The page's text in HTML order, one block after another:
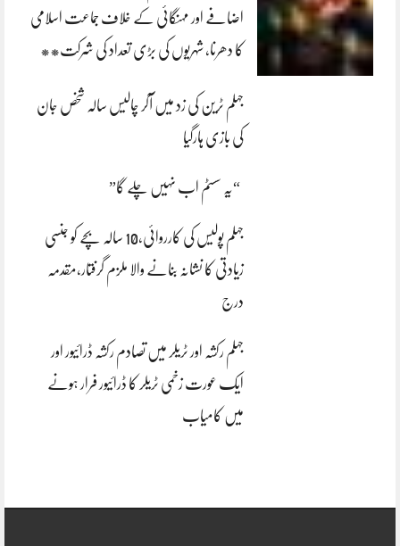
اضافے اور مہنگائی کے خلاف جماعت اسلامی
کا دھرنا، شہریوں کی بڑی تعداد کی شرکت**
جہلم ٹرین کی زد میں آکر چالیس سالہ شخص جان
کی بازی ہارگیا
“یہ سسٹم اب نہیں چلے گا”
جہلم پولیس کی کارروائی،10 سالہ بچے کو جنسی
زیادتی کا نشانہ بنانے والا ملزم گرفتار،مقدمہ
درج
جہلم رکشہ اور ٹریلر میں تصادم رکشہ ڈرائیور اور
ایک عورت زخمی ٹریلر کا ڈرائیور فرار ہونے
میں کامیاب